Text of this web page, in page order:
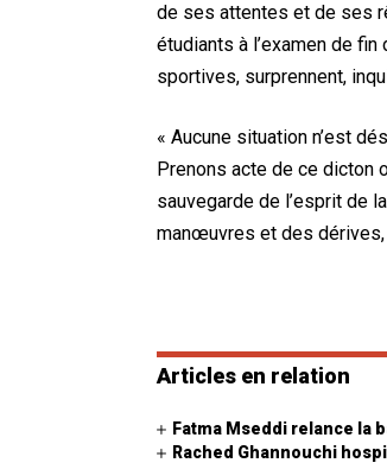
de ses attentes et de ses
étudiants à l’examen de
sportives, surprennent,
« Aucune situation n’est
Prenons acte de ce dicton
sauvegarde de l’esprit de
manœuvres et des dérives,
Articles en relation
Fatma Mseddi relance la
Rached Ghannouchi